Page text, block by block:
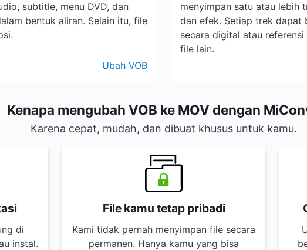
subtitle, menu DVD, dan
bentuk aliran. Selain itu, file
Ubah VOB
menyimpan satu atau lebih
dan efek. Setiap trek dapat
secara digital atau
file lain.
Kenapa mengubah VOB ke MOV dengan
Karena cepat, mudah, dan dibuat khusus untuk kamu.
di
instal.
File kamu tetap pribadi
Kami tidak pernah menyimpan file secara
permanen. Hanya kamu yang bisa